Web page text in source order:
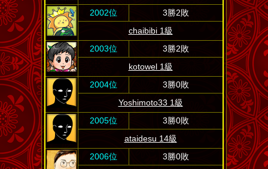
2002位
3勝2敗
chaibibi 1級
2003位
3勝2敗
kotowel 1級
2004位
3勝0敗
Yoshimoto33 1級
2005位
3勝0敗
ataidesu 14級
2006位
3勝0敗